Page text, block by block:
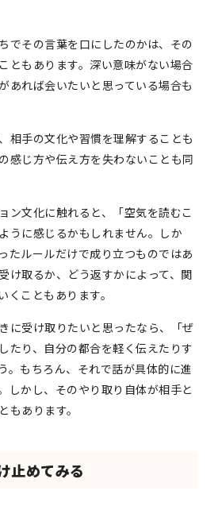
でその言葉を口にしたのかは、その
ともあります。深い意味がない場合
あれば会いたいと思っている場合も
相手の文化や習慣を理解することも
感じ方や伝え方を失わないことも同
ン文化に触れると、「空気を読むこ
うに感じるかもしれません。しか
たルールだけで成り立つものではあ
け取るか、どう返すかによって、関
くこともあります。
に受け取りたいと思ったなら、「ぜ
たり、自分の都合を軽く伝えたりす
。もちろん、それで話が具体的に進
しかし、そのやり取り自体が相手と
もあります。
止めてみる